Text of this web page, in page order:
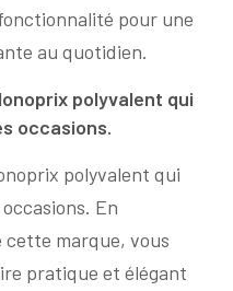
pour une
au quotidien.
polyvalent qui
occasions.
polyvalent qui
En
cette marque, vous
pratique et élégant